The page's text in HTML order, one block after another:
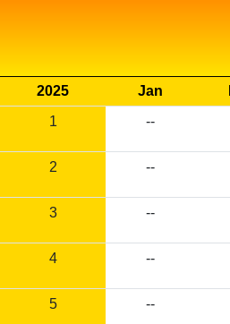
2025 Jan
1
--
2 --
3 --
4 --
5 --